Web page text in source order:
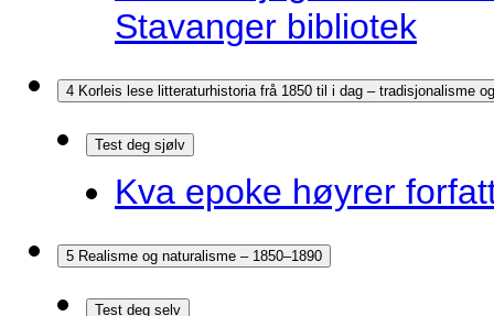
Stavanger bibliotek
4 Korleis lese litteraturhistoria frå 1850 til i dag – tradisjonalisme
Test deg sjølv
Kva epoke høyrer
5 Realisme og naturalisme – 1850–1890
Test deg selv